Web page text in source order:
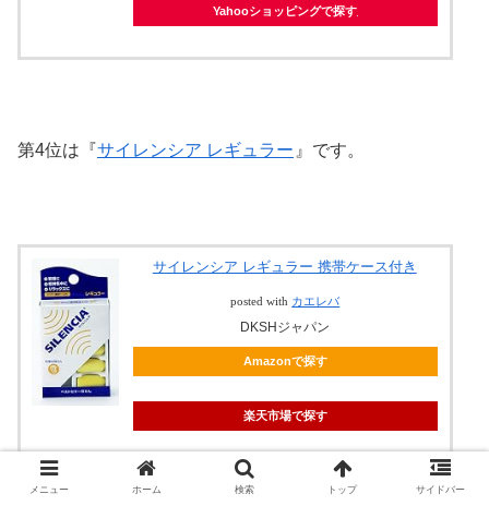
Yahooショッピングで探す
第4位は『サイレンシア レギュラー 』です。
サイレンシア レギュラー 携帯ケース付き
posted with カエレバ
DKSHジャパン
Amazonで探す
楽天市場で探す
Yahooショッピングで探す
メニュー ホーム 検索 トップ サイドバー